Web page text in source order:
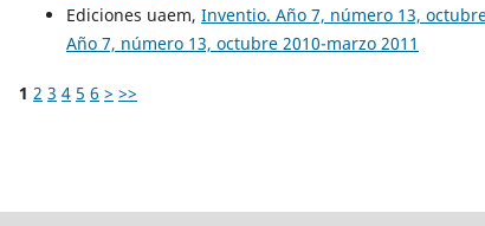
Ediciones uaem, Inventio. Año 7, número 13,
Año 7, número 13, octubre 2010-marzo 2011
1 2 3 4 5 6 > >>